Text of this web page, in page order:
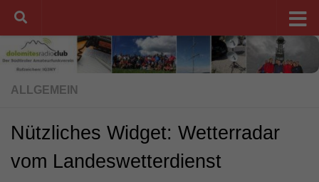
Unter dem Inhalt
ALLGEMEIN
Nützliches Widget: Wetterradar
vom Landeswetterdienst